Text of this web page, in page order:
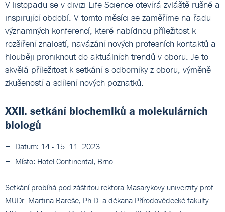
V listopadu se v divizi Life Science otevírá zvláště rušné a
inspirující období. V tomto měsíci se zaměříme na řadu
významných konferencí, které nabídnou příležitost k
rozšíření znalostí, navázání nových profesních kontaktů a
hlouběji proniknout do aktuálních trendů v oboru. Je to
skvělá příležitost k setkání s odborníky z oboru, výměně
zkušeností a sdílení nových poznatků.
XXII. setkání biochemiků a molekulárních
biologů
Datum: 14 - 15. 11. 2023
Místo: Hotel Continental, Brno
Setkání probíhá pod záštitou rektora Masarykovy univerzity prof.
MUDr. Martina Bareše, Ph.D. a děkana Přírodovědecké fakulty